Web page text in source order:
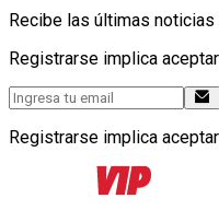
Recibe las últimas
Registrarse implica
Registrarse implica